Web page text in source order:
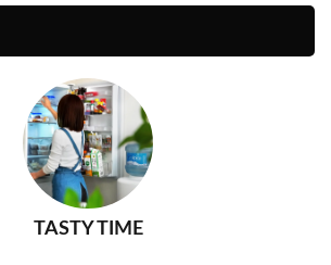
TASTY TIME